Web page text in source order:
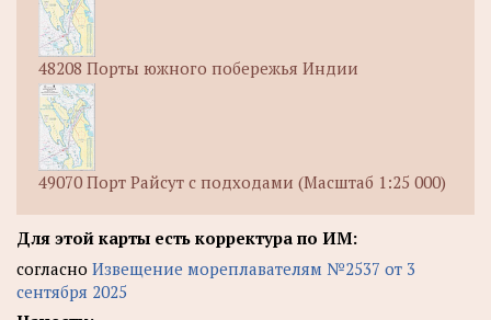
48208 Порты южного побережья Индии
49070 Порт Райсут с подходами (Масштаб 1:25 000)
Для этой карты есть корректура по ИМ:
согласно Извещение мореплавателям №2537 от 3
сентября 2025